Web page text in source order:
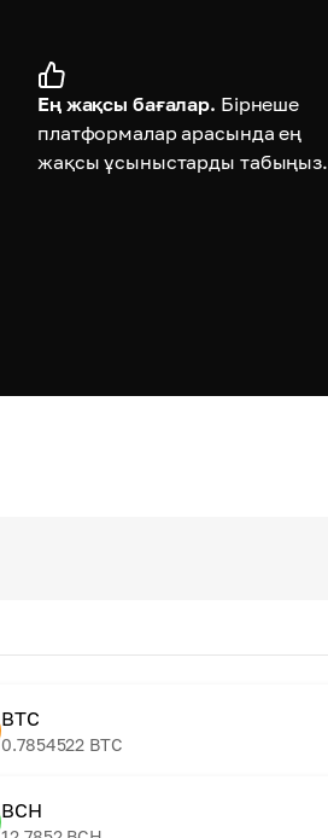
Ең жақсы бағалар. Бірнеше
платформалар арасында ең
жақсы ұсыныстарды табыңыз.
BTC
0.7854522 BTC
BCH